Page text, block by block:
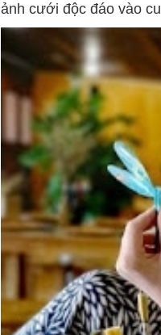
ảnh cưới độc đáo vào